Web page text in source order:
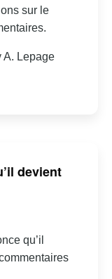
sur le
A. Lepage
devient
qu’il